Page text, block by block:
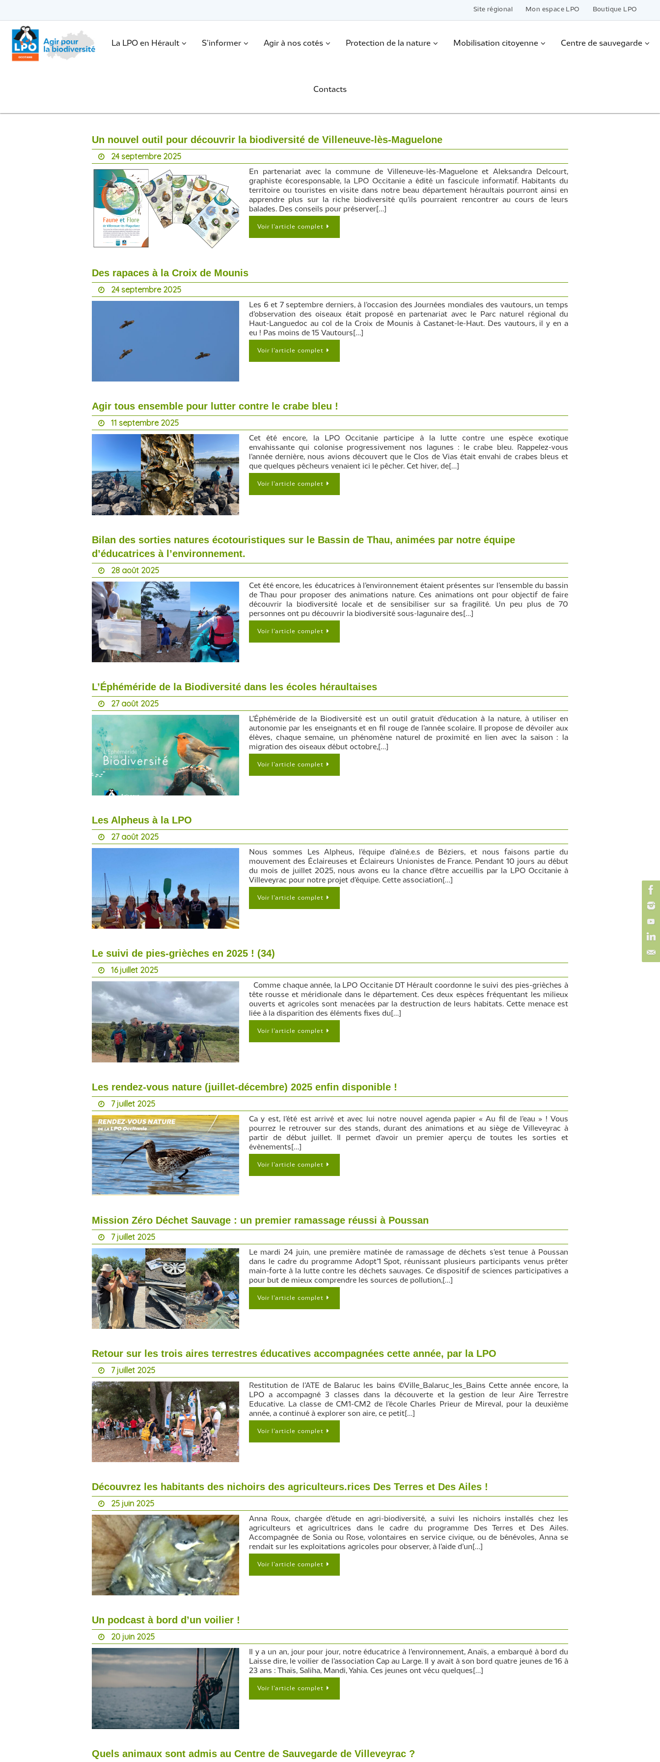
le
contenu
Site régional Mon espace LPO Boutique LPO
Passer
contenu
. La LPO en Hérault S’informer Agir à nos cotés Protection de la nature Mobilisation citoyenne Centre de sauvegarde
Contacts
Un nouvel outil pour découvrir la biodiversité de Villeneuve-lès-Maguelone
24 septembre 2025
En partenariat avec la commune de Villeneuve-lès-Maguelone et Aleksandra Delcourt,
graphiste écoresponsable, la LPO Occitanie a édité un fascicule informatif. Habitants du
territoire ou touristes en visite dans notre beau département héraultais pourront ainsi en
apprendre plus sur la riche biodiversité qu’ils pourraient rencontrer au cours de leurs
balades. Des conseils pour préserver[…]
Voir l’article complet
Des rapaces à la Croix de Mounis
24 septembre 2025
Les 6 et 7 septembre derniers, à l’occasion des Journées mondiales des vautours, un temps
d’observation des oiseaux était proposé en partenariat avec le Parc naturel régional du
Haut-Languedoc au col de la Croix de Mounis à Castanet-le-Haut. Des vautours, il y en a
eu ! Pas moins de 15 Vautours[…]
Voir l’article complet
Agir tous ensemble pour lutter contre le crabe bleu !
11 septembre 2025
Cet été encore, la LPO Occitanie participe à la lutte contre une espèce exotique
envahissante qui colonise progressivement nos lagunes : le crabe bleu. Rappelez-vous
l’année dernière, nous avions découvert que le Clos de Vias était envahi de crabes bleus et
que quelques pêcheurs venaient ici le pêcher. Cet hiver, de[…]
Voir l’article complet
Bilan des sorties natures écotouristiques sur le Bassin de Thau, animées par notre équipe
d’éducatrices à l’environnement.
28 août 2025
Cet été encore, les éducatrices à l’environnement étaient présentes sur l’ensemble du bassin
de Thau pour proposer des animations nature. Ces animations ont pour objectif de faire
découvrir la biodiversité locale et de sensibiliser sur sa fragilité. Un peu plus de 70
personnes ont pu découvrir la biodiversité sous-lagunaire des[…]
Voir l’article complet
L’Éphéméride de la Biodiversité dans les écoles héraultaises
27 août 2025
L’Éphéméride de la Biodiversité est un outil gratuit d’éducation à la nature, à utiliser en
autonomie par les enseignants et en fil rouge de l’année scolaire. Il propose de dévoiler aux
élèves, chaque semaine, un phénomène naturel de proximité en lien avec la saison : la
migration des oiseaux début octobre,[…]
Voir l’article complet
Les Alpheus à la LPO
27 août 2025
Nous sommes Les Alpheus, l’équipe d’aîné.e.s de Béziers, et nous faisons partie du
mouvement des Éclaireuses et Éclaireurs Unionistes de France. Pendant 10 jours au début
du mois de juillet 2025, nous avons eu la chance d’être accueillis par la LPO Occitanie à
Villeveyrac pour notre projet d’équipe. Cette association[…]
Voir l’article complet
Le suivi de pies-grièches en 2025 ! (34)
16 juillet 2025
Comme chaque année, la LPO Occitanie DT Hérault coordonne le suivi des pies-grièches à
tête rousse et méridionale dans le département. Ces deux espèces fréquentant les milieux
ouverts et agricoles sont menacées par la destruction de leurs habitats. Cette menace est
liée à la disparition des éléments fixes du[…]
Voir l’article complet
Les rendez-vous nature (juillet-décembre) 2025 enfin disponible !
7 juillet 2025
Ca y est, l’été est arrivé et avec lui notre nouvel agenda papier « Au fil de l’eau » ! Vous
pourrez le retrouver sur des stands, durant des animations et au siège de Villeveyrac à
partir de début juillet. Il permet d’avoir un premier aperçu de toutes les sorties et
évènements[…]
Voir l’article complet
Mission Zéro Déchet Sauvage : un premier ramassage réussi à Poussan
7 juillet 2025
Le mardi 24 juin, une première matinée de ramassage de déchets s’est tenue à Poussan
dans le cadre du programme Adopt’1 Spot, réunissant plusieurs participants venus prêter
main-forte à la lutte contre les déchets sauvages. Ce dispositif de sciences participatives a
pour but de mieux comprendre les sources de pollution,[…]
Voir l’article complet
Retour sur les trois aires terrestres éducatives accompagnées cette année, par la LPO
7 juillet 2025
Restitution de l’ATE de Balaruc les bains ©Ville_Balaruc_les_Bains Cette année encore, la
LPO a accompagné 3 classes dans la découverte et la gestion de leur Aire Terrestre
Educative. La classe de CM1-CM2 de l’école Charles Prieur de Mireval, pour la deuxième
année, a continué à explorer son aire, ce petit[…]
Voir l’article complet
Découvrez les habitants des nichoirs des agriculteurs.rices Des Terres et Des Ailes !
25 juin 2025
Anna Roux, chargée d’étude en agri-biodiversité, a suivi les nichoirs installés chez les
agriculteurs et agricultrices dans le cadre du programme Des Terres et Des Ailes.
Accompagnée de Sonia ou Rose, volontaires en service civique, ou de bénévoles, Anna se
rendait sur les exploitations agricoles pour observer, à l’aide d’un[…]
Voir l’article complet
Un podcast à bord d’un voilier !
20 juin 2025
Il y a un an, jour pour jour, notre éducatrice à l’environnement, Anaïs, a embarqué à bord du
Laisse dire, le voilier de l’association Cap au Large. Il y avait à son bord quatre jeunes de 16 à
23 ans : Thaïs, Saliha, Mandi, Yahia. Ces jeunes ont vécu quelques[…]
Voir l’article complet
Quels animaux sont admis au Centre de Sauvegarde de Villeveyrac ?